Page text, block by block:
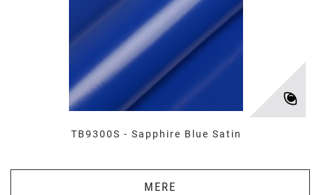
TB9300S - Sapphire Blue Satin
MERE